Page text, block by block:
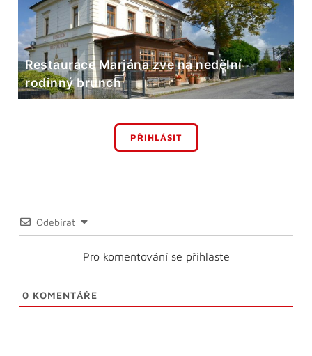
Restaurace Marjána zve na nedělní
rodinný brunch
PŘIHLÁSIT
Odebírat
Pro komentování se přihlaste
0 KOMENTÁŘE